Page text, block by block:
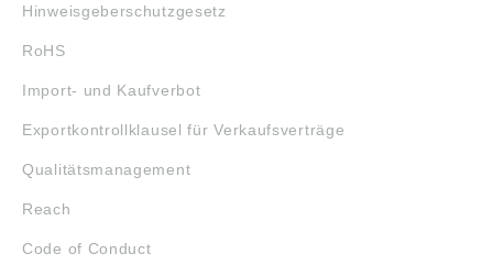
Hinweisgeberschutzgesetz
RoHS
Import- und Kaufverbot
Exportkontrollklausel für Verkaufsverträge
Qualitätsmanagement
Reach
Code of Conduct